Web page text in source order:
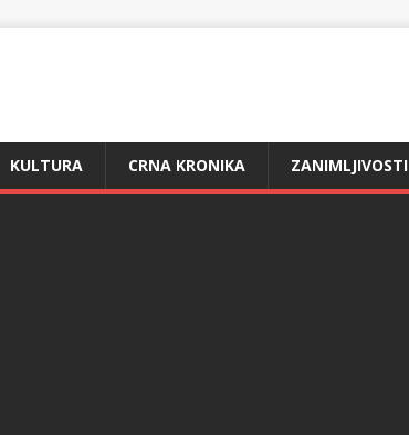
KULTURA CRNA KRONIKA ZANIMLJIVOSTI